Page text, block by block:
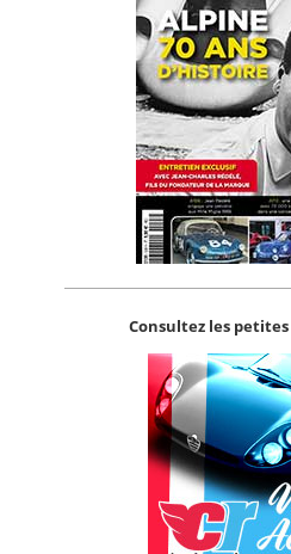
Consultez les